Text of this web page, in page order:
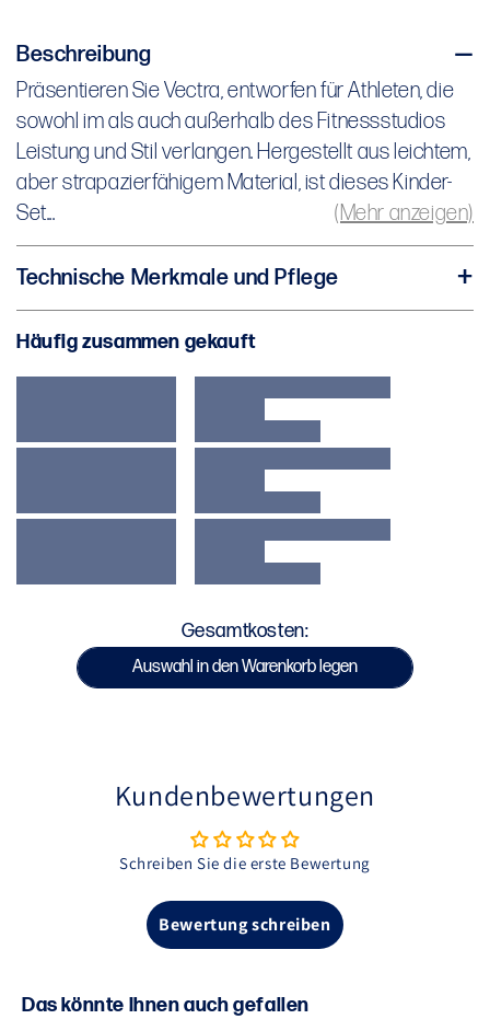
Beschreibung
Präsentieren Sie Vectra, entworfen für Athleten, die
sowohl im als auch außerhalb des Fitnessstudios
Leistung und Stil verlangen. Hergestellt aus leichtem,
aber strapazierfähigem Material, ist dieses Kinder-
Set darauf ausgelegt, mit Ihrem jungen Sportler
Schritt zu halten.
Die Vectra Jogginghosen sind leichte Sweatpants
mit offenen Seitentaschen. Elastische Knöchel und
Kombinieren Sie diese mit der Jacke aus derselben
Kollektion für ein komplettes Outfit.
Präsentieren Sie Vectra, entworfen für Athleten, die
sowohl im als auch außerhalb des Fitnessstudios
Leistung und Stil verlangen. Hergestellt aus leichtem,
aber strapazierfähigem Material, ist dieses Kinder-
Set...
(Mehr anzeigen)
Technische Merkmale und Pflege
Stoff 1: 100% Nylon
Stoff 2: 100% Polyester
Jugendpassform
Offene Taschen
Elastische Bündchen und Saum
Mit ähnlichen Farben waschen
Bei niedriger Hitze im Trockner trocknen
Kein Bleichmittel verwenden
Nicht bügeln.
Häufig zusammen gekauft
Gesamtkosten:
Auswahl in den Warenkorb legen
Kundenbewertungen
Schreiben Sie die erste Bewertung
Bewertung schreiben
Das könnte Ihnen auch gefallen